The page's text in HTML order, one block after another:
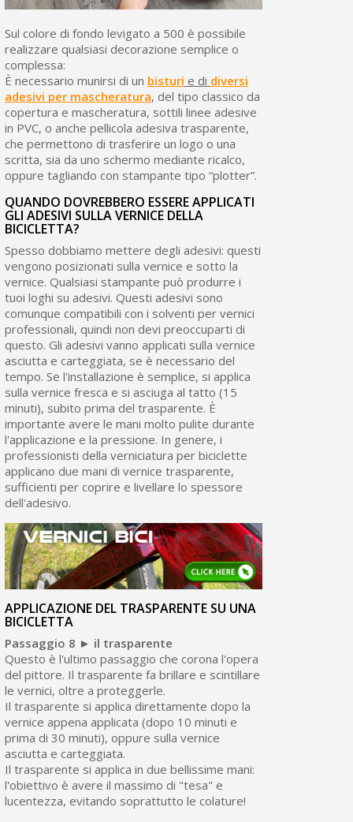
Sul colore di fondo levigato a 500 è possibile
realizzare qualsiasi decorazione semplice o
complessa:
È necessario munirsi di un bisturi e di diversi
adesivi per mascheratura, del tipo classico da
copertura e mascheratura, sottili linee adesive
in PVC, o anche pellicola adesiva trasparente,
che permettono di trasferire un logo o una
scritta, sia da uno schermo mediante ricalco,
oppure tagliando con stampante tipo “plotter”.
QUANDO DOVREBBERO ESSERE APPLICATI
GLI ADESIVI SULLA VERNICE DELLA
BICICLETTA?
Spesso dobbiamo mettere degli adesivi: questi
vengono posizionati sulla vernice e sotto la
vernice. Qualsiasi stampante può produrre i
tuoi loghi su adesivi. Questi adesivi sono
comunque compatibili con i solventi per vernici
professionali, quindi non devi preoccuparti di
questo. Gli adesivi vanno applicati sulla vernice
asciutta e carteggiata, se è necessario del
tempo. Se l'installazione è semplice, si applica
sulla vernice fresca e si asciuga al tatto (15
minuti), subito prima del trasparente. È
importante avere le mani molto pulite durante
l'applicazione e la pressione. In genere, i
professionisti della verniciatura per biciclette
applicano due mani di vernice trasparente,
sufficienti per coprire e livellare lo spessore
dell'adesivo.
APPLICAZIONE DEL TRASPARENTE SU UNA
BICICLETTA
Passaggio 8 ► il trasparente
Questo è l'ultimo passaggio che corona l'opera
del pittore. Il trasparente fa brillare e scintillare
le vernici, oltre a proteggerle.
Il trasparente si applica direttamente dopo la
vernice appena applicata (dopo 10 minuti e
prima di 30 minuti), oppure sulla vernice
asciutta e carteggiata.
Il trasparente si applica in due bellissime mani:
l'obiettivo è avere il massimo di "tesa" e
lucentezza, evitando soprattutto le colature!